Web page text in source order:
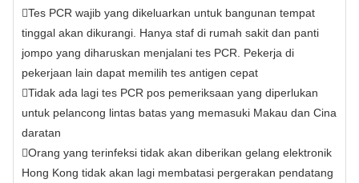
Tes PCR wajib yang dikeluarkan untuk bangunan tempat
tinggal akan dikurangi. Hanya staf di rumah sakit dan panti
jompo yang diharuskan menjalani tes PCR. Pekerja di
pekerjaan lain dapat memilih tes antigen cepat
Tidak ada lagi tes PCR pos pemeriksaan yang diperlukan
untuk pelancong lintas batas yang memasuki Makau dan Cina
daratan
Orang yang terinfeksi tidak akan diberikan gelang elektronik
Hong Kong tidak akan lagi membatasi pergerakan pendatang